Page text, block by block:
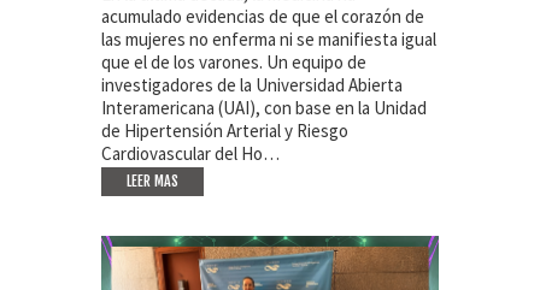
acumulado evidencias de que el corazón de
las mujeres no enferma ni se manifiesta igual
que el de los varones. Un equipo de
investigadores de la Universidad Abierta
Interamericana (UAI), con base en la Unidad
de Hipertensión Arterial y Riesgo
Cardiovascular del Ho…
LEER MAS